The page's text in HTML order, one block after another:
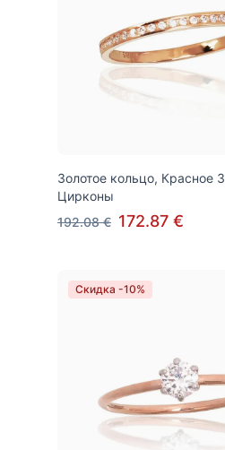
Золотое кольцо, Красное
Цирконы
192.08 € 172.87 €
Скидка -10%